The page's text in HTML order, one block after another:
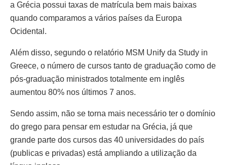
a Grécia possui taxas de matrícula bem mais baixas
quando comparamos a vários países da Europa
Ocidental.
Além disso, segundo o relatório MSM Unify da Study in
Greece, o número de cursos tanto de graduação como de
pós-graduação ministrados totalmente em inglês
aumentou 80% nos últimos 7 anos.
Sendo assim, não se torna mais necessário ter o domínio
do grego para pensar em estudar na Grécia, já que
grande parte dos cursos das 40 universidades do país
(publicas e privadas) está ampliando a utilização da